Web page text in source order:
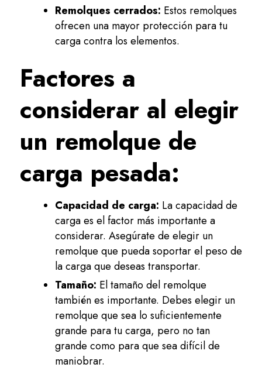
Remolques cerrados: Estos remolques
ofrecen una mayor protección para tu
carga contra los elementos.
Factores a
considerar al elegir
un remolque de
carga pesada:
Capacidad de carga: La capacidad de
carga es el factor más importante a
considerar. Asegúrate de elegir un
remolque que pueda soportar el peso de
la carga que deseas transportar.
Tamaño: El tamaño del remolque
también es importante. Debes elegir un
remolque que sea lo suficientemente
grande para tu carga, pero no tan
grande como para que sea difícil de
maniobrar.